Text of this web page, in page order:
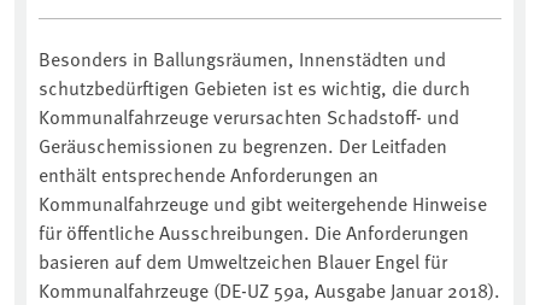
Besonders in Ballungsräumen, Innenstädten und
schutzbedürftigen Gebieten ist es wichtig, die durch
Kommunalfahrzeuge verursachten Schadstoff- und
Geräuschemissionen zu begrenzen. Der Leitfaden
enthält entsprechende Anforderungen an
Kommunalfahrzeuge und gibt weitergehende Hinweise
für öffentliche Ausschreibungen. Die Anforderungen
basieren auf dem Umweltzeichen Blauer Engel für
Kommunalfahrzeuge (DE-UZ 59a, Ausgabe Januar 2018).